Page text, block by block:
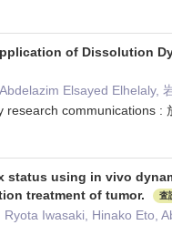
of Dissolution
Elsayed Elhelaly,
research
status using in vivo
treatment of tumor.
査
Iwasaki, Hinako Eto,